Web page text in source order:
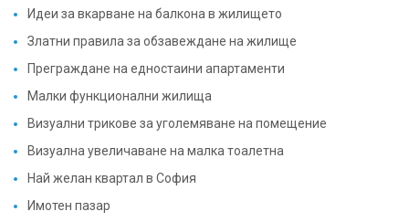
Идеи за вкарване на балкона в жилището
Златни правила за обзавеждане на жилище
Преграждане на едностаини апартаменти
Малки функционални жилища
Визуални трикове за уголемяване на помещение
Визуална увеличаване на малка тоалетна
Най желан квартал в София
Имотен пазар